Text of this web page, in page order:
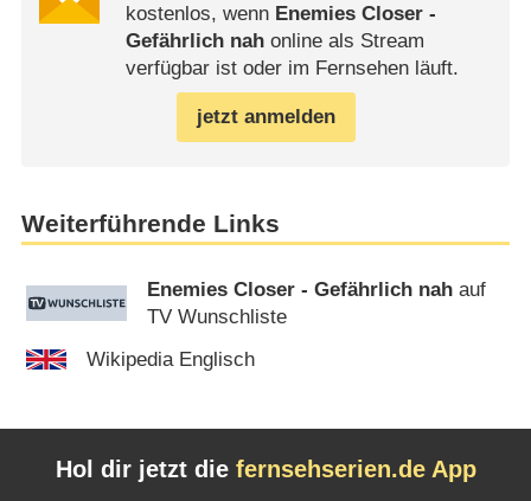
kostenlos, wenn Enemies Closer -
Gefährlich nahonline als Stream
verfügbar ist oder im Fernsehen läuft.
jetzt anmelden
Weiterführende Links
Enemies Closer - Gefährlich nah auf
TV Wunschliste
Wikipedia Englisch
Hol dir jetzt die fernsehserien.de App